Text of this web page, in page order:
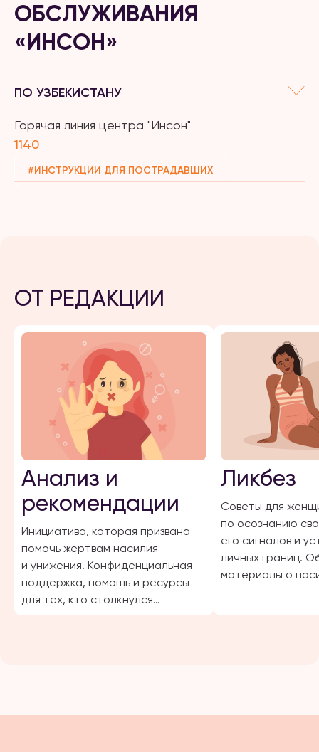
ОБСЛУЖИВАНИЯ
«ИНСОН»
ПО УЗБЕКИСТАНУ
Горячая линия центра "Инсон"
1140
#ИНСТРУКЦИИ ДЛЯ ПОСТРАДАВШИХ
ОТ РЕДАКЦИИ
Анализ и
рекомендации
Инициатива, которая призвана
помочь жертвам насилия
и унижения. Конфиденциальная
поддержка, помощь и ресурсы
для тех, кто столкнулся
Ликбез
Советы для
по осознанию
его сигналов и
личных границ.
материалы о